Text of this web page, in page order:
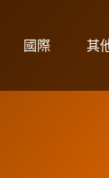
國際 其